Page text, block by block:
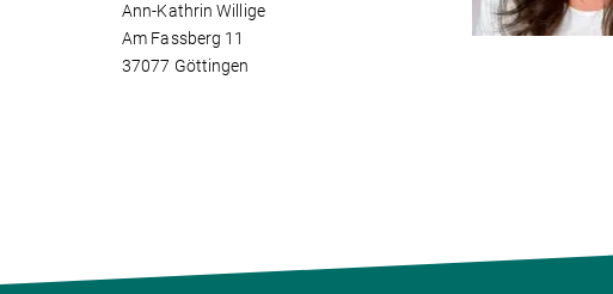
Ann-Kathrin Willige
Am Fassberg 11
37077 Göttingen